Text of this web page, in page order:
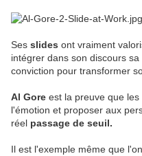
Ses slides ont vraiment
intégrer dans son discours
conviction pour transformer
Al Gore est la preuve que les
l'émotion et proposer aux
réel passage de seuil.
Il est l'exemple même que